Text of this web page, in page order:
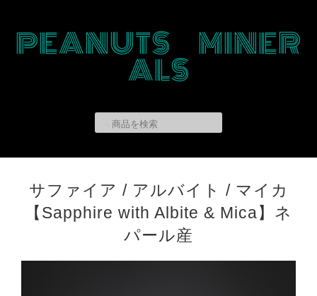
PEANUTS MINER
ALS
サファイア / アルバイト / マイカ
【Sapphire with Albite & Mica】ネ
パール産